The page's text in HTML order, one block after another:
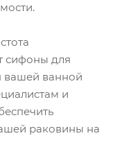
сифоны для
вашей ванной
и
раковины на